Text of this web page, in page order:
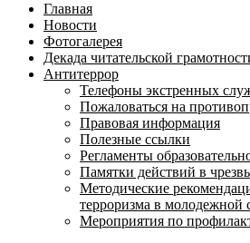
Главная
Новости
Фотогалерея
Декада читательской
Антитеррор
Телефоны экстренных
Пожаловаться на
Правовая информация
Полезные ссылки
Регламенты
Памятки действий в
Методические
терроризма в молодежной
Мероприятия по